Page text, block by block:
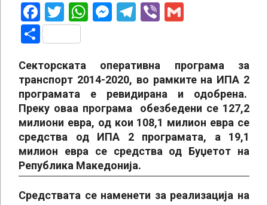
Facebook
Twitter
WhatsApp
Messenger
Telegram
Viber
Share
Секторската оперативна програма за
транспорт 2014-2020, во рамките на ИПА 2
програмата е ревидирана и одобрена.
Преку оваа програма обезбедени се 127,2
милиони евра, од кои 108,1 милион евра се
средства од ИПА 2 програмата, а 19,1
милион евра се средства од Буџетот на
Република Македонија.
Средствата се наменети за реализација на